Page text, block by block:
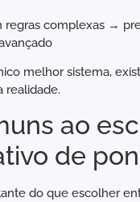
regras complexas →
melhor sistema,
realidade.
ao
de
do que escolher